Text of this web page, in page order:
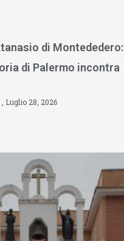
di Montededero:
di Palermo incontra
Luglio 28, 2026